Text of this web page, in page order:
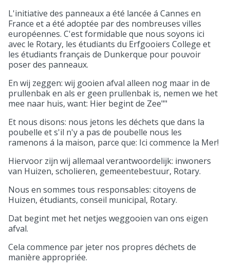
L'initiative des panneaux a été lancée á Cannes en
France et a été adoptée par des nombreuses villes
européennes. C'est formidable que nous soyons ici
avec le Rotary, les étudiants du Erfgooiers College et
les étudiants français de Dunkerque pour pouvoir
poser des panneaux.
En wij zeggen: wij gooien afval alleen nog maar in de
prullenbak en als er geen prullenbak is, nemen we het
mee naar huis, want: Hier begint de Zee""
Et nous disons: nous jetons les déchets que dans la
poubelle et s'il n'y a pas de poubelle nous les
ramenons á la maison, parce que: Ici commence la Mer!
Hiervoor zijn wij allemaal verantwoordelijk: inwoners
van Huizen, scholieren, gemeentebestuur, Rotary.
Nous en sommes tous responsables: citoyens de
Huizen, étudiants, conseil municipal, Rotary.
Dat begint met het netjes weggooien van ons eigen
afval.
Cela commence par jeter nos propres déchets de
manière appropriée.